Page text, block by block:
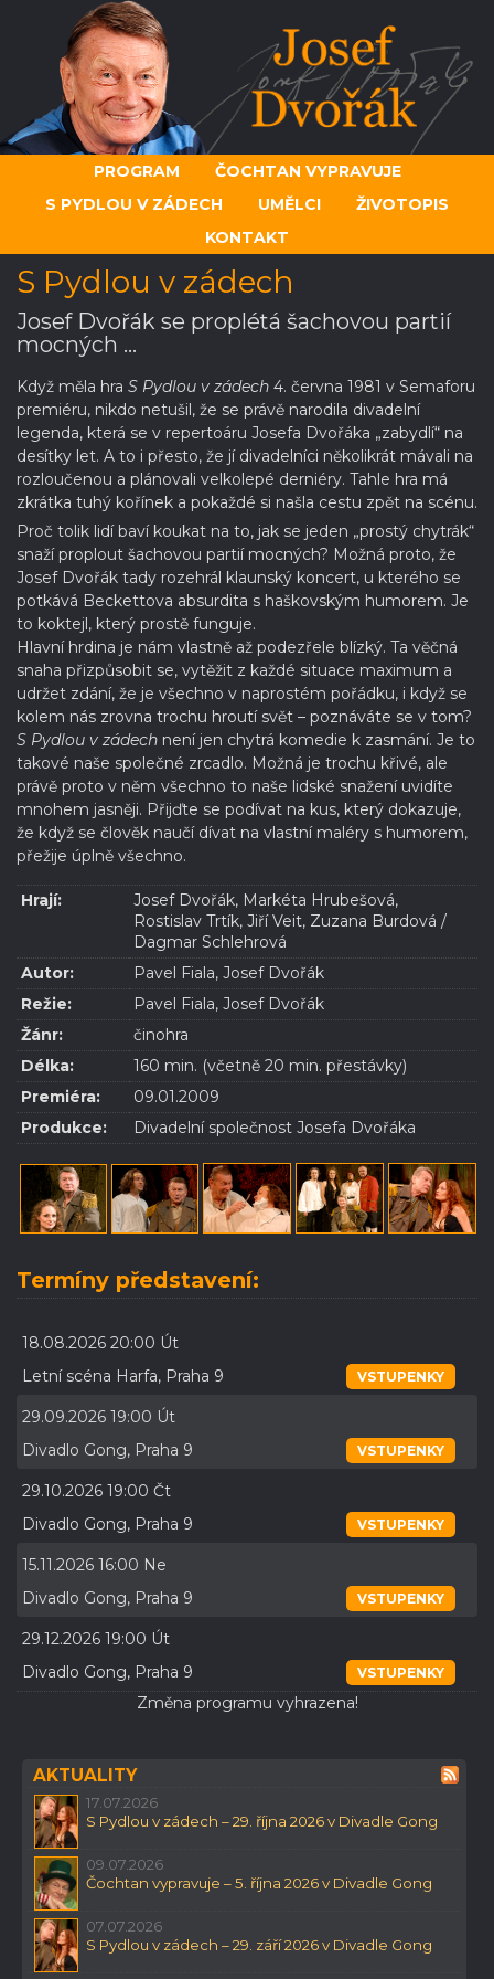
PROGRAM
ČOCHTAN VYPRAVUJE
S PYDLOU V ZÁDECH
UMĚLCI
ŽIVOTOPIS
KONTAKT
S Pydlou v zádech
Josef Dvořák se proplétá šachovou partií
mocných ...
Když měla hra S Pydlou v zádech 4. června 1981 v Semaforu
premiéru, nikdo netušil, že se právě narodila divadelní
legenda, která se v repertoáru Josefa Dvořáka „zabydlí“ na
desítky let. A to i přesto, že jí divadelníci několikrát mávali na
rozloučenou a plánovali velkolepé derniéry. Tahle hra má
zkrátka tuhý kořínek a pokaždé si našla cestu zpět na scénu.
Proč tolik lidí baví koukat na to, jak se jeden „prostý chytrák“
snaží proplout šachovou partií mocných? Možná proto, že
Josef Dvořák tady rozehrál klaunský koncert, u kterého se
potkává Beckettova absurdita s haškovským humorem. Je
to koktejl, který prostě funguje.
Hlavní hrdina je nám vlastně až podezřele blízký. Ta věčná
snaha přizpůsobit se, vytěžit z každé situace maximum a
udržet zdání, že je všechno v naprostém pořádku, i když se
kolem nás zrovna trochu hroutí svět – poznáváte se v tom?
S Pydlou v zádech není jen chytrá komedie k zasmání. Je to
takové naše společné zrcadlo. Možná je trochu křivé, ale
právě proto v něm všechno to naše lidské snažení uvidíte
mnohem jasněji. Přijďte se podívat na kus, který dokazuje,
že když se člověk naučí dívat na vlastní maléry s humorem,
přežije úplně všechno.
Hrají:
Josef Dvořák, Markéta Hrubešová,
Rostislav Trtík, Jiří Veit, Zuzana Burdová /
Dagmar Schlehrová
Autor:
Pavel Fiala, Josef Dvořák
Režie:
Pavel Fiala, Josef Dvořák
Žánr:
činohra
Délka:
160 min. (včetně 20 min. přestávky)
Premiéra:
09.01.2009
Produkce:
Divadelní společnost Josefa Dvořáka
Termíny představení:
18.08.2026 20:00 Út
Letní scéna Harfa, Praha 9
VSTUPENKY
29.09.2026 19:00 Út
Divadlo Gong, Praha 9
VSTUPENKY
29.10.2026 19:00 Čt
Divadlo Gong, Praha 9
VSTUPENKY
15.11.2026 16:00 Ne
Divadlo Gong, Praha 9
VSTUPENKY
29.12.2026 19:00 Út
Divadlo Gong, Praha 9
VSTUPENKY
Změna programu vyhrazena!
AKTUALITY
17.07.2026
S Pydlou v zádech – 29. října 2026 v Divadle Gong
09.07.2026
Čochtan vypravuje – 5. října 2026 v Divadle Gong
07.07.2026
S Pydlou v zádech – 29. září 2026 v Divadle Gong